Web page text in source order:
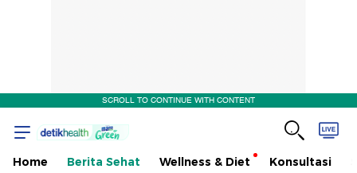
SCROLL TO CONTINUE WITH CONTENT
Home Berita Sehat Wellness & Diet Konsultasi